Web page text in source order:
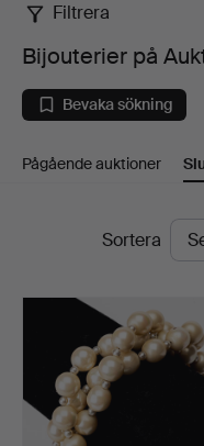
Bijouterier
på
Kolonn
Filtrera
Bijouterier på
Bevaka sökning
Pågående auktioner
SlutpriserSortera